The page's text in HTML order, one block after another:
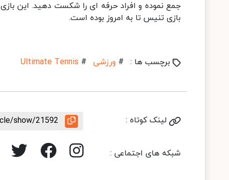
جمع نموده و افراد حرفه ای را شکست دهید. این بازی
بازی تنیس تا به امروز بوده است.
برچسب ها : # ورزشی #
Ultimate Tennis
لینک کوتاه : show/21592
شبکه های اجتماعی :